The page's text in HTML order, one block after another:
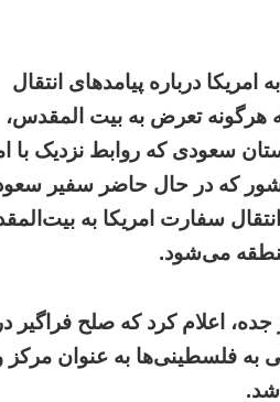
درباره پیامدهای انتقال
تعرض به بیت المقدس،
سعودی که روابط نزدیک با
که در حال حاضر سفیر
سفارت امریکا به
می‌شود.
اعلام کرد که صلح فراگیر در
به فلسطینی‌ها به عنوان مرکز
شد.